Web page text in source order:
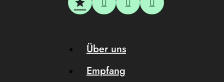
Über uns
Empfang